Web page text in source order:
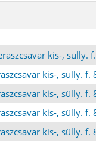
kis-, sülly.
kis-, sülly. f.
kis-, sülly. f.
kis-, sülly. f.
kis-, sülly. f.